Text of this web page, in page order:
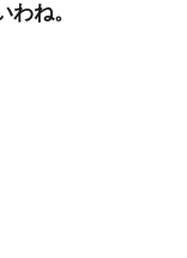
ね。